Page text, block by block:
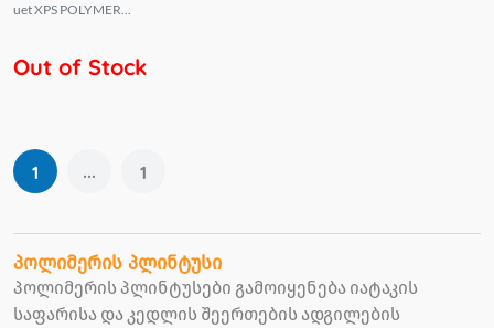
uet XPS POLYMER...
Out of Stock
1 ... 1
პოლიმერის პლინტუსი
პოლიმერის პლინტუსები გამოიყენება იატაკის
საფარისა და კედლის შეერთების ადგილების